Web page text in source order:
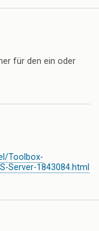
für den ein oder
Toolbox-
Server-1843084.html